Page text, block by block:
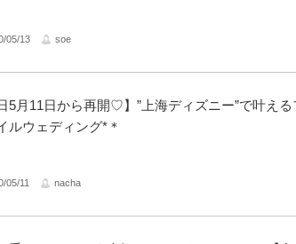
05/13 soe
5月11日から再開♡】”上海ディズニー”で叶える
ルウェディング*＊
05/11 nacha